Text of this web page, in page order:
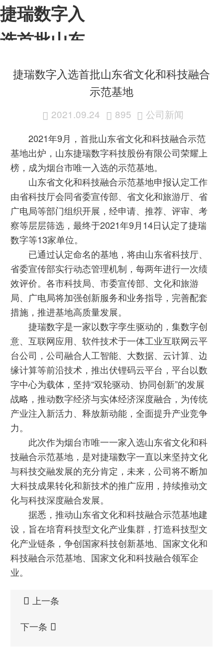
捷瑞数字入
选首批山东
省文化和科
基地-pa尊龙
凯时app
捷瑞数字入选首批山东省文化和科技融合
示范基地
 2021.09.24  895  公司新闻
2021年9月，首批山东省文化和科技融合示范
基地出炉，山东捷瑞数字科技股份有限公司荣耀上
榜，成为烟台市唯一入选的示范基地。
山东省文化和科技融合示范基地申报认定工作
由省科技厅会同省委宣传部、省文化和旅游厅、省
广电局等部门组织开展，经申请、推荐、评审、考
察等层层筛选，最终于2021年9月14日认定了捷瑞
数字等13家单位。
已通过认定命名的基地，将由山东省科技厅、
省委宣传部实行动态管理机制，每两年进行一次绩
效评价。各市科技局、市委宣传部、文化和旅游
局、广电局将加强创新服务和业务指导，完善配套
措施，推进基地高质量发展。
捷瑞数字是一家以数字孪生驱动的，集数字创
意、互联网应用、软件技术于一体工业互联网云平
台公司，公司融合人工智能、大数据、云计算、边
缘计算等前沿技术，推出伏锂码云平台，平台以数
字中心为载体，坚持“双轮驱动、协同创新”的发展
战略，推动数字经济与实体经济深度融合，为传统
产业注入新活力、释放新动能，全面提升产业竞争
力。
此次作为烟台市唯一一家入选山东省文化和科
技融合示范基地，是对捷瑞数字一直以来坚持文化
与科技交融发展的充分肯定，未来，公司将不断加
大科技成果转化和新技术的推广应用，持续推动文
化与科技深度融合发展。
据悉，推动山东省文化和科技融合示范基地建
设，旨在培育科技型文化产业集群，打造科技型文
化产业链条，争创国家科技创新基地、国家文化和
科技融合示范基地、国家文化和科技融合领军企
业。

上一条
下一条 